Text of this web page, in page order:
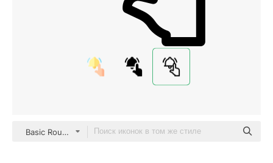
Basic Rounded Lineal